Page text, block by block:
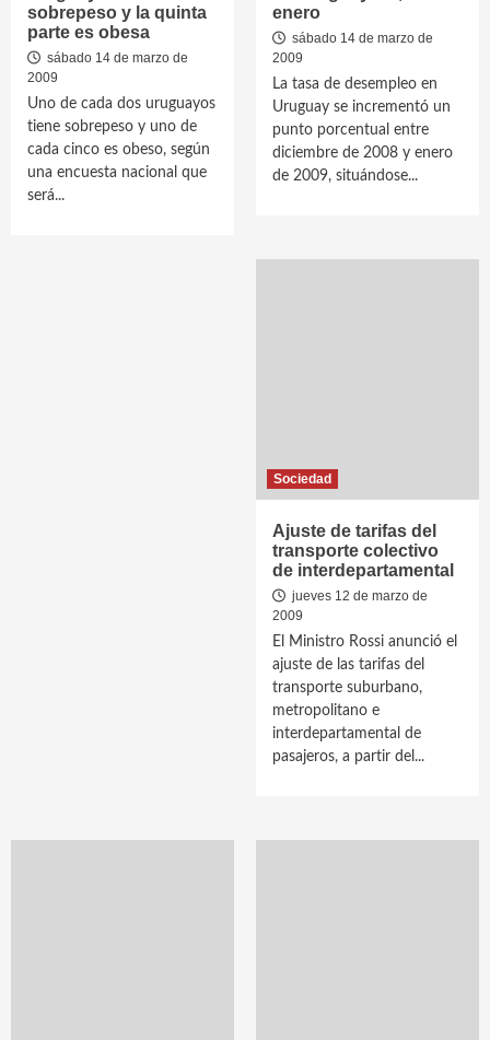
sobrepeso y la quinta
parte es obesa
sábado 14 de marzo de
2009
Uno de cada dos uruguayos
tiene sobrepeso y uno de
cada cinco es obeso, según
una encuesta nacional que
será...
enero
sábado 14 de marzo de
2009
La tasa de desempleo en
Uruguay se incrementó un
punto porcentual entre
diciembre de 2008 y enero
de 2009, situándose...
Sociedad
Ajuste de tarifas del
transporte colectivo
de interdepartamental
jueves 12 de marzo de
2009
El Ministro Rossi anunció el
ajuste de las tarifas del
transporte suburbano,
metropolitano e
interdepartamental de
pasajeros, a partir del...